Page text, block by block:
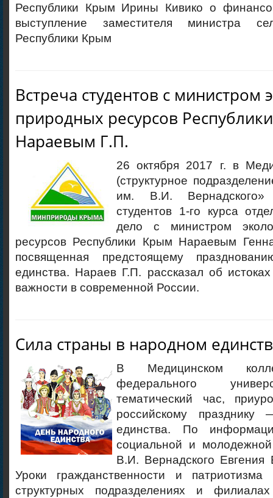
Республики Крым Ирины Кивико о
выступление заместителя министра
Республики Крым
Встреча студентов с министром
природных ресурсов
Нараевым Г.П.
26 октября 2017 г. в
(структурное
им. В.И. Вернадского»
студентов 1-го курса
дело с министром
ресурсов Республики Крым Нараевым
посвященная предстоящему
единства. Нараев Г.П. рассказал об
важности в современной России.
Сила страны в народном
В Медицинском
федерального
тематический час,
российскому
единства. По
социальной и
В.И. Вернадского Евгения
Уроки гражданственности и
структурных подразделениях и